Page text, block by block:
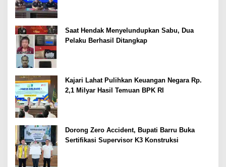
Saat Hendak Menyelundupkan Sabu, Dua
Pelaku Berhasil Ditangkap
Kajari Lahat Pulihkan Keuangan Negara Rp.
2,1 Milyar Hasil Temuan BPK RI
Dorong Zero Accident, Bupati Barru Buka
Sertifikasi Supervisor K3 Konstruksi